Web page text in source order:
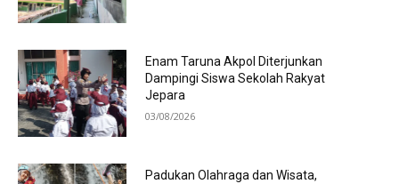
Enam Taruna Akpol Diterjunkan
Dampingi Siswa Sekolah Rakyat
Jepara
03/08/2026
Padukan Olahraga dan Wisata,